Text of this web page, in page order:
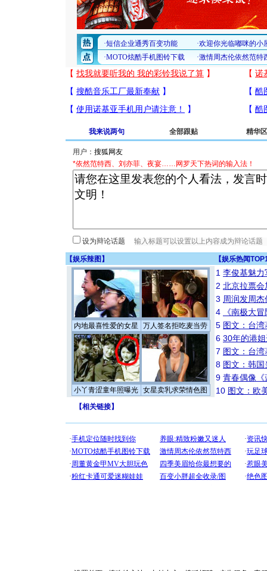
我来说两句 全部跟贴 精华区
用户：
*依然范特西、刘亦菲、夜宴……网罗天下热词的输入法！
设为辩论话题
【娱乐辣图 】 【娱乐热闻
内地最喜性爱的女星 万人签名拒吃麦当劳
小丫青涩童年照曝光 女星卖乳求荣情色图
1 李俊基魅力
2 北京拉票
3 周润发周
4
《南极大
5 图文：台
6 30年的港
7 图文：台
8 图文：韩
9 青春偶像《
10 图文：欧
【相关链接】